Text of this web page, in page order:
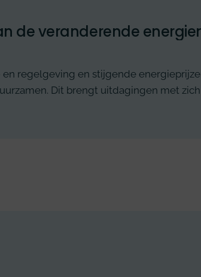
de veranderende
regelgeving en stijgende
Dit brengt uitdagingen met